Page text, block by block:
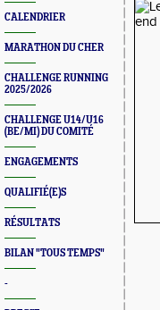
CALENDRIER
MARATHON DU CHER
CHALLENGE RUNNING
2025/2026
CHALLENGE U14/U16
(BE/MI) DU COMITÉ
ENGAGEMENTS
QUALIFIÉ(E)S
RÉSULTATS
BILAN "TOUS TEMPS"
-